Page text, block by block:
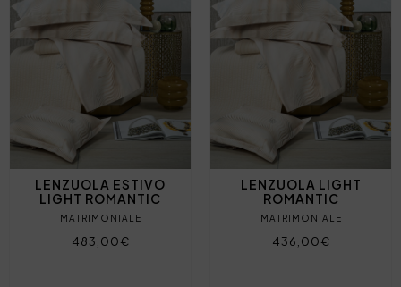
LENZUOLA ESTIVO
LIGHT ROMANTIC
MATRIMONIALE
483,00€
LENZUOLA LIGHT
ROMANTIC
MATRIMONIALE
436,00€